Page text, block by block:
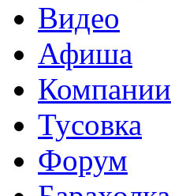
Видео
Афиша
Компании
Тусовка
Форум